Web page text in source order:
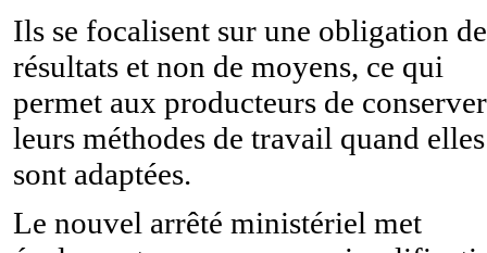
Ils se focalisent sur une obligation de
résultats et non de moyens, ce qui
permet aux producteurs de conserver
leurs méthodes de travail quand elles
sont adaptées.
Le nouvel arrêté ministériel met